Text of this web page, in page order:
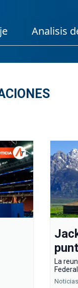
Analisis
La
Federal
Noticias